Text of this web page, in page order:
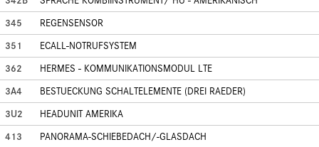
345
REGENSENSOR
351
ECALL-NOTRUFSYSTEM
362
HERMES - KOMMUNIKATIONSMODUL LTE
3A4
BESTUECKUNG SCHALTELEMENTE (DREI RAEDER)
3U2
HEADUNIT AMERIKA
413
PANORAMA-SCHIEBEDACH/-GLASDACH